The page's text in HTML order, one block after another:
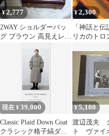
¥2,777
2WAY ショルダーバッ
グ ブラウン 高見えレト
¥2,300
「神話と
リカのトロ
現在 ¥39,000
Classic Plaid Down Coat
クラシック格子縞ダウ
¥5,100
渡辺茂夫
ト ヴァイ